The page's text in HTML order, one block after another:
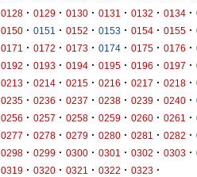
0128 · 0129 · 0130 · 0131 · 0132 · 0134 ·
0150 · 0151 · 0152 · 0153 · 0154 · 0155 ·
0171
· 0172 · 0173 · 0174 · 0175 · 0176 ·
0192 · 0193 · 0194 · 0195 · 0196 · 0197 ·
0213 · 0214 · 0215 · 0216 · 0217 · 0218 ·
0235 · 0236 · 0237 · 0238 · 0239 · 0240 ·
0256 · 0257 · 0258 · 0259 · 0260 · 0261 ·
0277 · 0278 · 0279 · 0280 · 0281 · 0282 ·
0298 · 0299 · 0300 · 0301 · 0302 · 0303 ·
0319 · 0320 · 0321 · 0322 · 0323 ·